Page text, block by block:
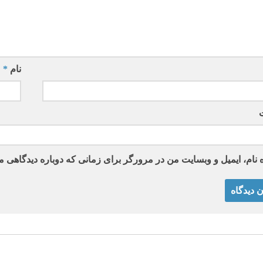
نام *
نام، ایمیل و وبسایت من در مرورگر برای زمانی که دوباره